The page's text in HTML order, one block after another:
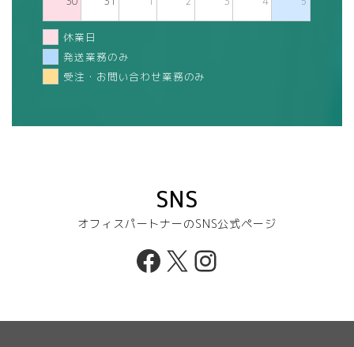
休業日
発送業務のみ
受注・お問い合わせ業務のみ
SNS
オフィスパートナーのSNS公式ページ
Facebook
X Instagram